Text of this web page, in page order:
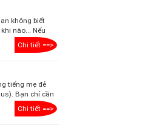
không biết
nào... Nếu
Chi tiết ==>
tiếng mẹ đẻ
Bạn chỉ cần
Chi tiết ==>